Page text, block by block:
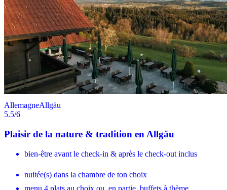
AllemagneAllgäu
5.5/6
Plaisir de la nature & tradition en Allgäu
bien-être avant le check-in & après le check-out inclus
nuitée(s) dans la chambre de ton choix
menu 4 plats au choix ou, en partie, buffets à thème